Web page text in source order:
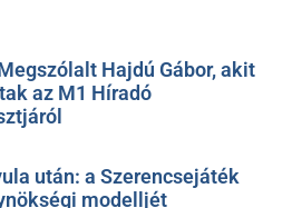
Hajdú Gábor, akit
az M1 Híradó
után: a Szerencsejáték
modelljét